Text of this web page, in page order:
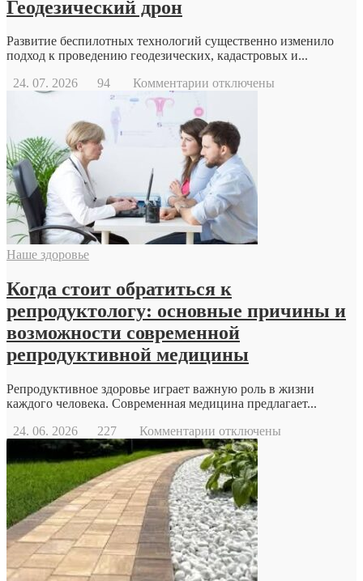
Геодезический дрон
Развитие беспилотных технологий существенно изменило
подход к проведению геодезических, кадастровых и...
24. 07. 2026
94 Комментарии к
дрон
отключены
Наше здоровье
Когда стоит обратиться к
репродуктологу: основные причины и
возможности современной
репродуктивной медицины
Репродуктивное здоровье играет важную роль в жизни
каждого человека. Современная медицина предлагает...
24. 06. 2026
227 Комментарии к
записи
Когда
стоит
обратиться
к
репродуктологу:
основные
причины
и
возможности
отключены